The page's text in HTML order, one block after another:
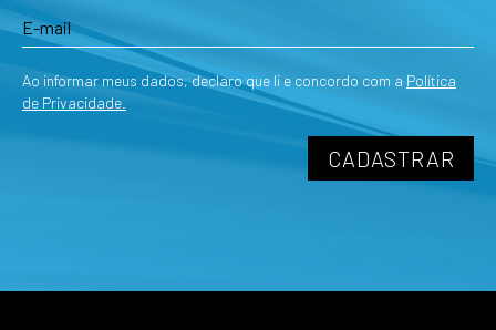
Ao informar meus dados, declaro que li e concordo com a Política
de Privacidade.